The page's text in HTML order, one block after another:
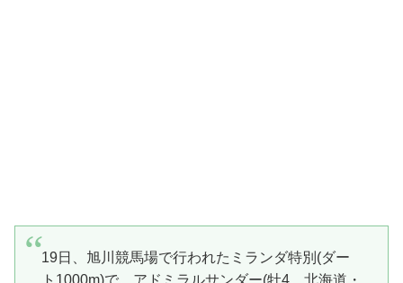
19日、旭川競馬場で行われたミランダ特別(ダー